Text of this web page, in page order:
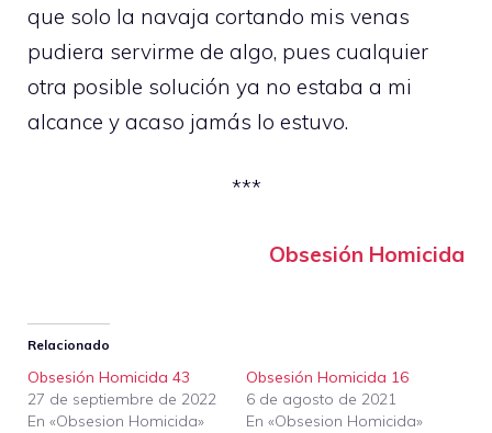
que solo la navaja cortando mis venas
pudiera servirme de algo, pues cualquier
otra posible solución ya no estaba a mi
alcance y acaso jamás lo estuvo.
***
Obsesión Homicida
Relacionado
Obsesión Homicida 43
27 de septiembre de 2022
En «Obsesion Homicida»
Obsesión Homicida 16
6 de agosto de 2021
En «Obsesion Homicida»